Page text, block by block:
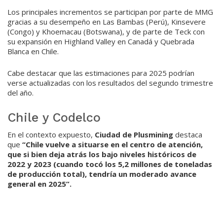
Los principales incrementos se participan por parte de MMG
gracias a su desempeño en Las Bambas (Perú), Kinsevere
(Congo) y Khoemacau (Botswana), y de parte de Teck con
su expansión en Highland Valley en Canadá y Quebrada
Blanca en Chile.
Cabe destacar que las estimaciones para 2025 podrían
verse actualizadas con los resultados del segundo trimestre
del año.
Chile y Codelco
En el contexto expuesto, Ciudad de Plusmining destaca
que “Chile vuelve a situarse en el centro de atención,
que si bien deja atrás los bajo niveles históricos de
2022 y 2023 (cuando tocó los 5,2 millones de toneladas
de producción total), tendría un moderado avance
general en 2025”.